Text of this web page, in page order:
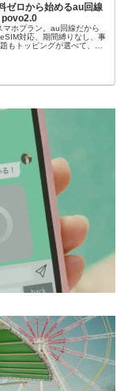
ゼロから始めるau回線
povo2.0
ホプラン。au回線だから
対応、期間縛りなし、事
もトッピングが選べて、5G